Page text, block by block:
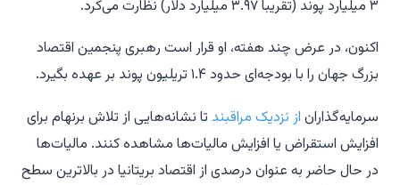
۳ میلیارد پوند (تقریباً ۳.۹۷ میلیارد دلار) نظارت می‌کرد.
اکنون، در عرض چند هفته، او قرار است رهبری پنجمین اقتصاد
بزرگ جهان را با بودجه‌ای حدود ۱.۴ تریلیون پوند بر عهده بگیرد.
سرمایه‌گذاران از نزدیک مراقبند تا نشانه‌هایی از تلاش برنهام برای
افزایش استقراض یا افزایش مالیات‌ها مشاهده کنند. مالیات‌ها
در حال حاضر به عنوان درصدی از اقتصاد بریتانیا در بالاترین سطح